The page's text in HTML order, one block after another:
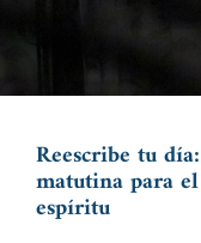
Reescribe tu
matutina para
espíritu